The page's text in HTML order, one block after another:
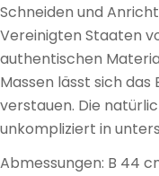
Schneiden und
Vereinigten Staaten
authentischen
Massen lässt sich
verstauen. Die
unkompliziert in
Abmessungen: B 44